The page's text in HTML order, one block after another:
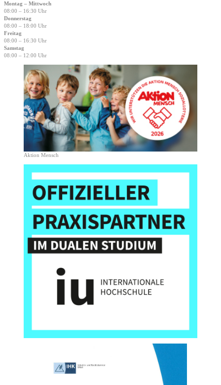
Montag – Mittwoch
08:00 – 16:30 Uhr
Donnerstag
08:00 – 18:00 Uhr
Freitag
08:00 – 16:30 Uhr
Samstag
08:00 – 12:00 Uhr
Aktion Mensch